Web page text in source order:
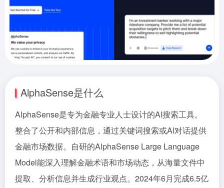
AlphaSense是什么
AlphaSense是专为金融专业人士设计的AI搜索工具。
整合了公开和内部信息，通过关键词搜索或AI对话提供
金融市场数据。自研的AlphaSense Large Language
Model能深入理解金融术语和市场动态，从海量文件中
提取、分析信息并生成行业观点。2024年6月完成6.5亿